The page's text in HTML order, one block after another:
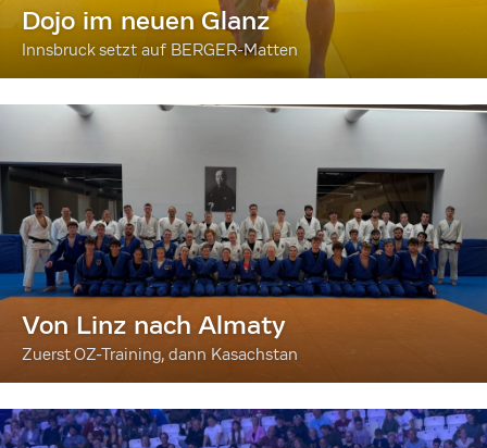
Dojo im neuen Glanz
Innsbruck setzt auf BERGER-Matten
Von Linz nach Almaty
Zuerst OZ-Training, dann Kasachstan